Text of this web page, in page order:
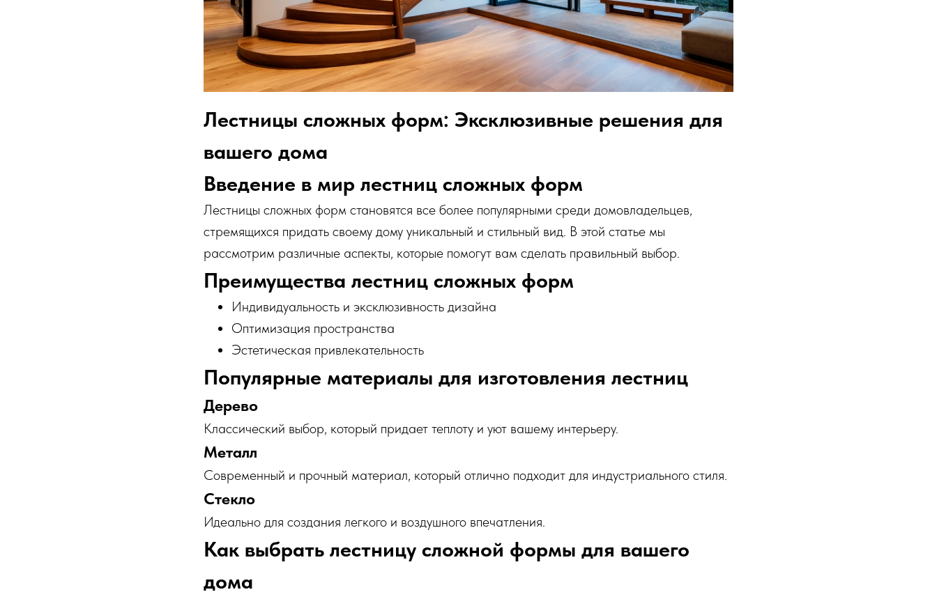
Лестницы сложных форм: Эксклюзивные решения для
вашего дома
Введение в мир лестниц сложных форм
Лестницы сложных форм становятся все более популярными среди домовладельцев,
стремящихся придать своему дому уникальный и стильный вид. В этой статье мы
рассмотрим различные аспекты, которые помогут вам сделать правильный выбор.
Преимущества лестниц сложных форм
Индивидуальность и эксклюзивность дизайна
Оптимизация пространства
Эстетическая привлекательность
Популярные материалы для изготовления лестниц
Дерево
Классический выбор, который придает теплоту и уют вашему интерьеру.
Металл
Современный и прочный материал, который отлично подходит для индустриального стиля.
Стекло
Идеально для создания легкого и воздушного впечатления.
Как выбрать лестницу сложной формы для вашего
дома